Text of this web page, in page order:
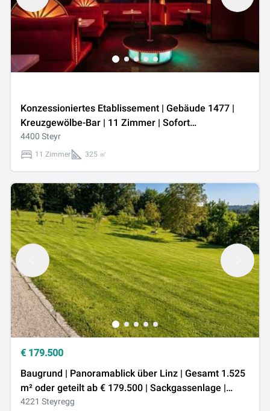
Konzessioniertes Etablissement | Gebäude 1477 |
Kreuzgewölbe-Bar | 11 Zimmer | Sofort
betriebsbereit | Steyr, OÖ
4400 Steyr
11 Zimmer 325 ㎡
€ 179.500
Baugrund | Panoramablick über Linz | Gesamt 1.525
m² oder geteilt ab € 179.500 | Sackgassenlage |
Steyregg, OÖ
4221 Steyregg